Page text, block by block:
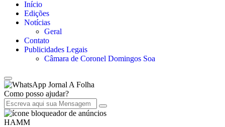
Início
Edições
Notícias
Geral
Contato
Publicidades Legais
Câmara de Coronel Domingos Soa
Jornal A Folha
Como posso ajudar?
HAMM